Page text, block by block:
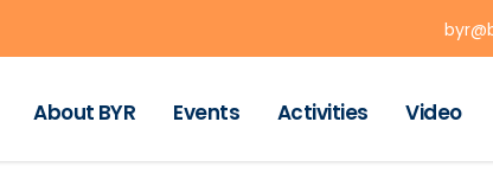
About BYR Events Activities Video